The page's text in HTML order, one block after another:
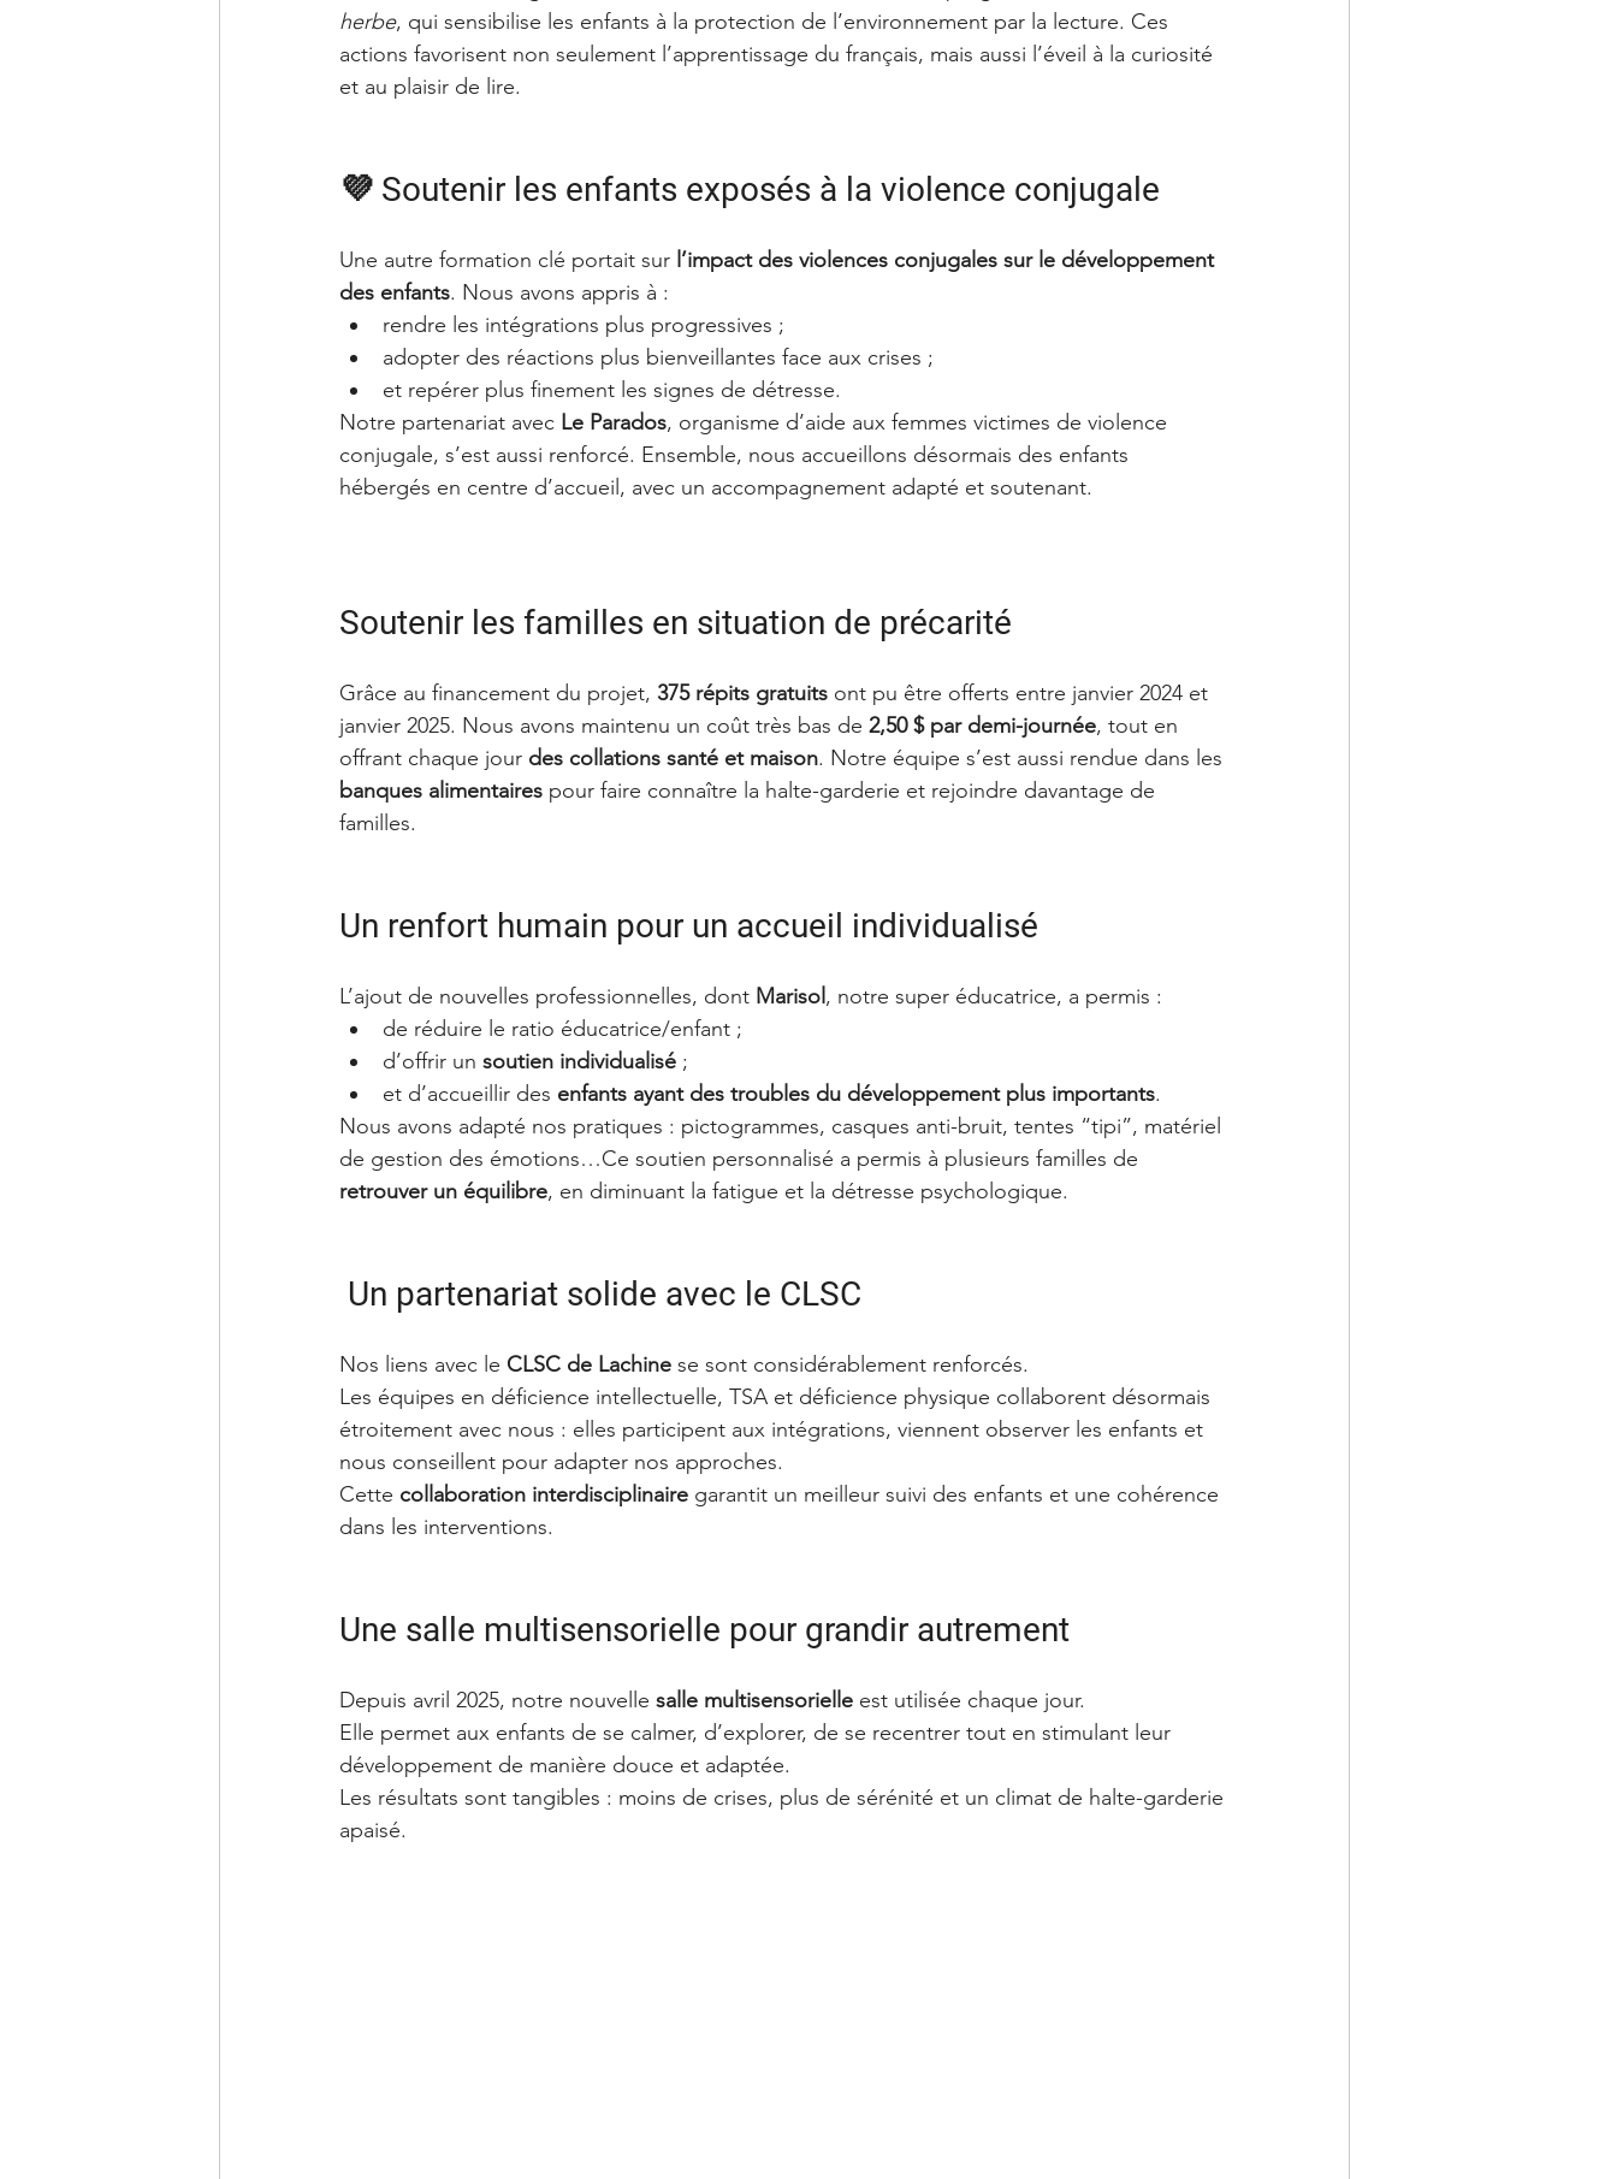
herbe, qui sensibilise les enfants à la protection de l’environnement par la lecture. Ces
actions favorisent non seulement l’apprentissage du français, mais aussi l’éveil à la curiosité
et au plaisir de lire.
💜 Soutenir les enfants exposés à la violence conjugale
Une autre formation clé portait sur l’impact des violences conjugales sur le développement
des enfants. Nous avons appris à :
rendre les intégrations plus progressives ;
adopter des réactions plus bienveillantes face aux crises ;
et repérer plus finement les signes de détresse.
Notre partenariat avec Le Parados, organisme d’aide aux femmes victimes de violence
conjugale, s’est aussi renforcé. Ensemble, nous accueillons désormais des enfants
hébergés en centre d’accueil, avec un accompagnement adapté et soutenant.
Soutenir les familles en situation de précarité
Grâce au financement du projet, 375 répits gratuits ont pu être offerts entre janvier 2024 et
janvier 2025. Nous avons maintenu un coût très bas de 2,50 $ par demi-journée, tout en
offrant chaque jour des collations santé et maison. Notre équipe s’est aussi rendue dans les
banques alimentaires pour faire connaître la halte-garderie et rejoindre davantage de
familles.
Un renfort humain pour un accueil individualisé
L’ajout de nouvelles professionnelles, dont Marisol, notre super éducatrice, a permis :
de réduire le ratio éducatrice/enfant ;
d’offrir un soutien individualisé ;
et d’accueillir des enfants ayant des troubles du développement plus importants.
Nous avons adapté nos pratiques : pictogrammes, casques anti-bruit, tentes “tipi”, matériel
de gestion des émotions…Ce soutien personnalisé a permis à plusieurs familles de
retrouver un équilibre, en diminuant la fatigue et la détresse psychologique.
Un partenariat solide avec le CLSC
Nos liens avec le CLSC de Lachine se sont considérablement renforcés.
Les équipes en déficience intellectuelle, TSA et déficience physique collaborent désormais
étroitement avec nous : elles participent aux intégrations, viennent observer les enfants et
nous conseillent pour adapter nos approches.
Cette collaboration interdisciplinaire garantit un meilleur suivi des enfants et une cohérence
dans les interventions.
Une salle multisensorielle pour grandir autrement
Depuis avril 2025, notre nouvelle salle multisensorielle est utilisée chaque jour.
Elle permet aux enfants de se calmer, d’explorer, de se recentrer tout en stimulant leur
développement de manière douce et adaptée.
Les résultats sont tangibles : moins de crises, plus de sérénité et un climat de halte-garderie
apaisé.